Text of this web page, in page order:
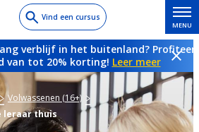
Vind een cursus
MENU
verblijf in het buitenland? Profiteer
van tot 20% korting! Leer meer
Volwassenen (16+)
leraar thuis